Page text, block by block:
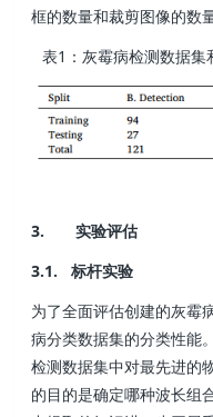
框的数量和裁剪图像的数量
表1：灰霉病检测数据
3. 实验评估
3.1. 标杆实验
为了全面评估创建的灰霉
病分类数据集的分类性能
检测数据集中对最先进的
的目的是确定哪种波长组